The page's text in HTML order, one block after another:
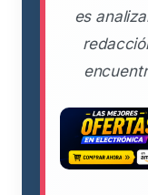
es